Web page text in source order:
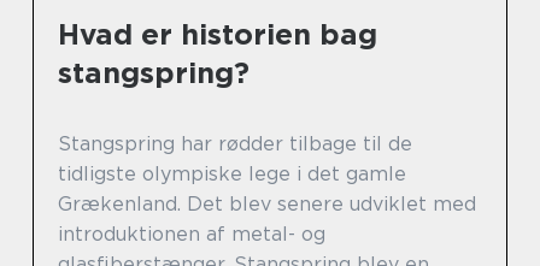
Hvad er historien bag
stangspring?
Stangspring har rødder tilbage til de
tidligste olympiske lege i det gamle
Grækenland. Det blev senere udviklet med
introduktionen af metal- og